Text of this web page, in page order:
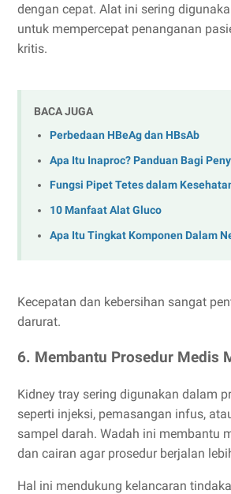
dengan cepat. Alat ini sering
untuk mempercepat penanganan
kritis.
BACA JUGA
Perbedaan HBeAg dan HBsAb
Apa Itu Inaproc? Panduan Bagi
Fungsi Pipet Tetes dalam
10 Manfaat Alat Gluco
Apa Itu Tingkat Komponen Dalam
Kecepatan dan kebersihan sangat
darurat.
6. Membantu Prosedur Medis
Kidney tray sering digunakan dalam
seperti injeksi, pemasangan infus,
sampel darah. Wadah ini membantu
dan cairan agar prosedur berjalan
Hal ini mendukung kelancaran